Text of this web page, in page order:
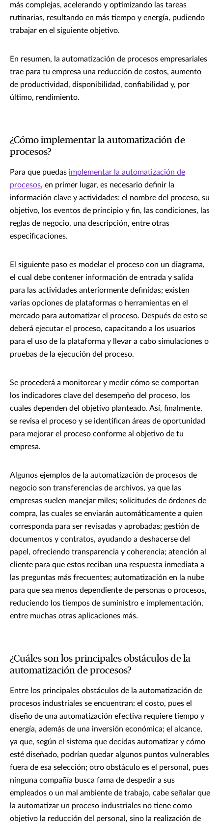
más complejas, acelerando y optimizando las tareas
rutinarias, resultando en más tiempo y energía, pudiendo
trabajar en el siguiente objetivo.
En resumen, la automatización de procesos empresariales
trae para tu empresa una reducción de costos, aumento
de productividad, disponibilidad, confiabilidad y, por
último, rendimiento.
¿Cómo implementar la automatización de
procesos?
Para que puedas implementar la automatización de
procesos, en primer lugar, es necesario definir la
información clave y actividades: el nombre del proceso, su
objetivo, los eventos de principio y fin, las condiciones, las
reglas de negocio, una descripción, entre otras
especificaciones.
El siguiente paso es modelar el proceso con un diagrama,
el cual debe contener información de entrada y salida
para las actividades anteriormente definidas; existen
varias opciones de plataformas o herramientas en el
mercado para automatizar el proceso. Después de esto se
deberá ejecutar el proceso, capacitando a los usuarios
para el uso de la plataforma y llevar a cabo simulaciones o
pruebas de la ejecución del proceso.
Se procederá a monitorear y medir cómo se comportan
los indicadores clave del desempeño del proceso, los
cuales dependen del objetivo planteado. Así, finalmente,
se revisa el proceso y se identifican áreas de oportunidad
para mejorar el proceso conforme al objetivo de tu
empresa.
Algunos ejemplos de la automatización de procesos de
negocio son transferencias de archivos, ya que las
empresas suelen manejar miles; solicitudes de órdenes de
compra, las cuales se enviarán automáticamente a quien
corresponda para ser revisadas y aprobadas; gestión de
documentos y contratos, ayudando a deshacerse del
papel, ofreciendo transparencia y coherencia; atención al
cliente para que estos reciban una respuesta inmediata a
las preguntas más frecuentes; automatización en la nube
para que sea menos dependiente de personas o procesos,
reduciendo los tiempos de suministro e implementación,
entre muchas otras aplicaciones más.
¿Cuáles son los principales obstáculos de la
automatización de procesos?
Entre los principales obstáculos de la automatización de
procesos industriales se encuentran: el costo, pues el
diseño de una automatización efectiva requiere tiempo y
energía, además de una inversión económica; el alcance,
ya que, según el sistema que decidas automatizar y cómo
esté diseñado, podrían quedar algunos puntos vulnerables
fuera de esa selección; otro obstáculo es el personal, pues
ninguna compañía busca fama de despedir a sus
empleados o un mal ambiente de trabajo, cabe señalar que
la automatizar un proceso industriales no tiene como
objetivo la reducción del personal, sino la realización de